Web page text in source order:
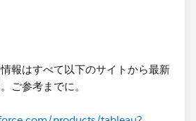
報はすべて以下のサイトから最新
ご参考までに。